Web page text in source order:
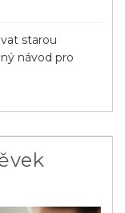
starou
návod pro